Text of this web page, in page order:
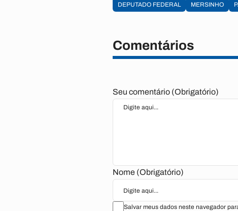
DEPUTADO FEDERAL MERSINHO
Comentários
Seu comentário (Obrigatório)
Nome (Obrigatório)
Salvar meus dados neste navegador